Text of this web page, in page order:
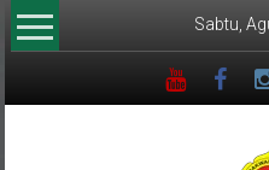
Lompat
ke
Sabtu,